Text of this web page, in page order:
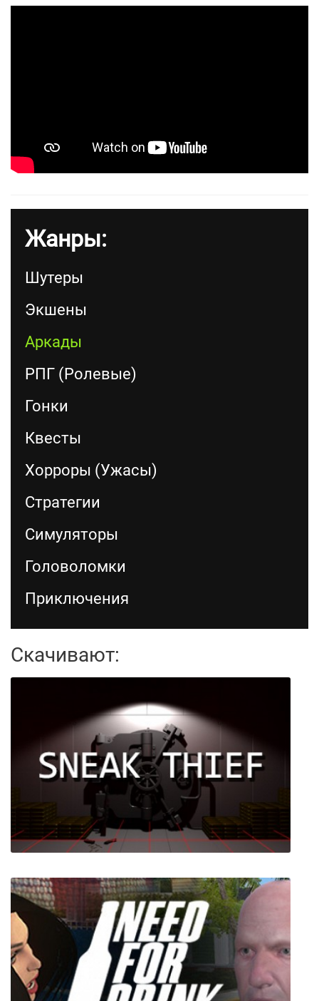
Жанры:
Шутеры
Экшены
Аркады
РПГ (Ролевые)
Гонки
Квесты
Хорроры (Ужасы)
Стратегии
Симуляторы
Головоломки
Приключения
Скачивают:
Sneak Thief